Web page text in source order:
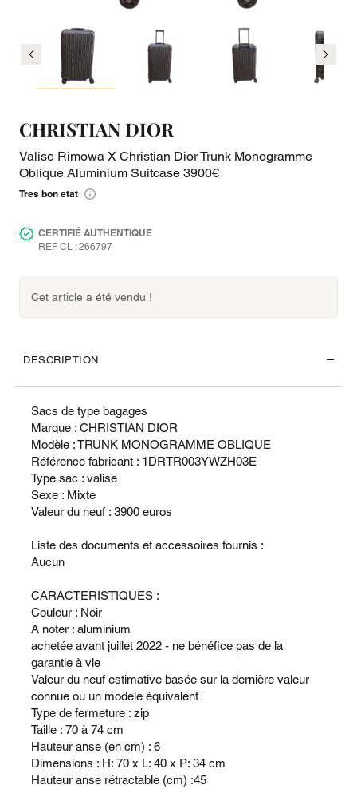
CHRISTIAN DIOR
Valise Rimowa X Christian Dior Trunk Monogramme
Oblique Aluminium Suitcase 3900€
Tres bon etat
CERTIFIÉ AUTHENTIQUE
REF CL : 266797
Cet article a été vendu !
DESCRIPTION
Sacs de type bagages
Marque : CHRISTIAN DIOR
Modèle : TRUNK MONOGRAMME OBLIQUE
Référence fabricant : 1DRTR003YWZH03E
Type sac : valise
Sexe : Mixte
Valeur du neuf : 3900 euros
Liste des documents et accessoires fournis :
Aucun
CARACTERISTIQUES :
Couleur : Noir
A noter : aluminium
achetée avant juillet 2022 - ne bénéfice pas de la
garantie à vie
Valeur du neuf estimative basée sur la dernière valeur
connue ou un modele équivalent
Type de fermeture : zip
Taille : 70 à 74 cm
Hauteur anse (en cm) : 6
Dimensions : H: 70 x L: 40 x P: 34 cm
Hauteur anse rétractable (cm) :45